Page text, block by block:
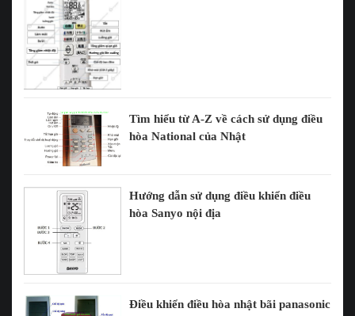
Tìm hiểu từ A-Z về cách sử dụng điều
hòa National của Nhật
Hướng dẫn sử dụng điều khiển điều
hòa Sanyo nội địa
Điều khiển điều hòa nhật bãi panasonic